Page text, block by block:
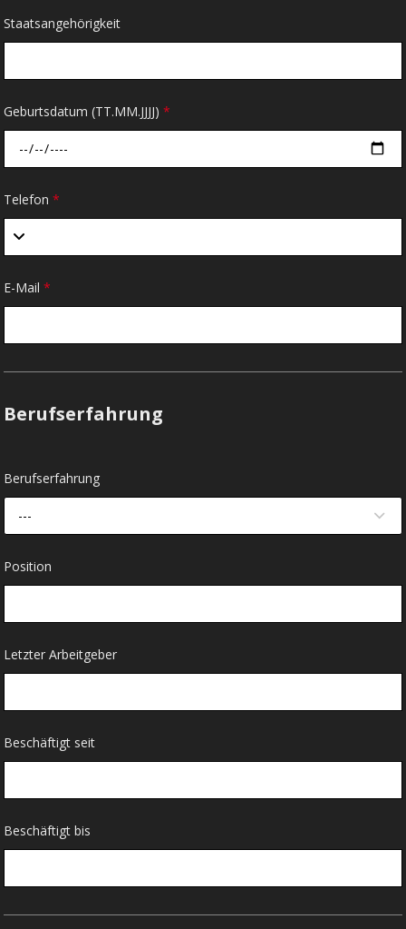
Staatsangehörigkeit
Geburtsdatum (TT.MM.JJJJ)*
Telefon*
E-Mail*
Berufserfahrung
Berufserfahrung
---
Position
Letzter Arbeitgeber
Beschäftigt seit
Beschäftigt bis